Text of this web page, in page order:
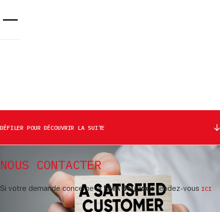
DÉFILER POUR DÉCOUVRIR LA SUITE
NOUS CONTACTER
Si votre demande concerne laRMA Belgiquerendez-vous ICI